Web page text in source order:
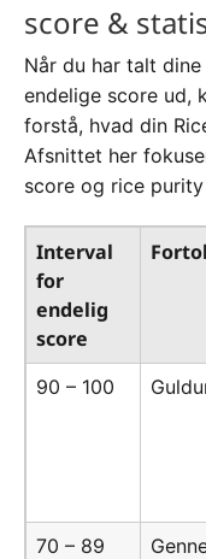
score &
Når du har talt dine
endelige score ud,
forstå, hvad din
Afsnittet her
score og rice
Interval
for
endelig
score
90 – 100
70 – 89